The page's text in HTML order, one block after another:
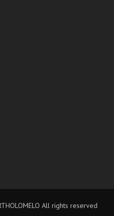
All rights reserved